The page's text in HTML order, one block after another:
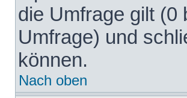
die Umfrage gilt (0
Umfrage) und
können.
Nach oben